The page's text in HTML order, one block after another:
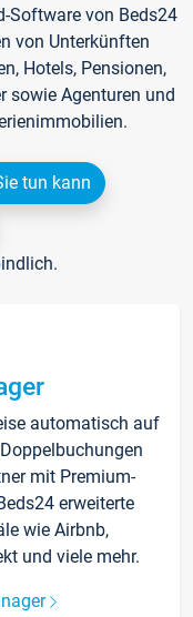
Software von Beds24
von Unterkünften
Hotels, Pensionen,
sowie Agenturen und
tun kann
automatisch auf
mit Premium-
erweiterte
wie Airbnb,
und viele mehr.